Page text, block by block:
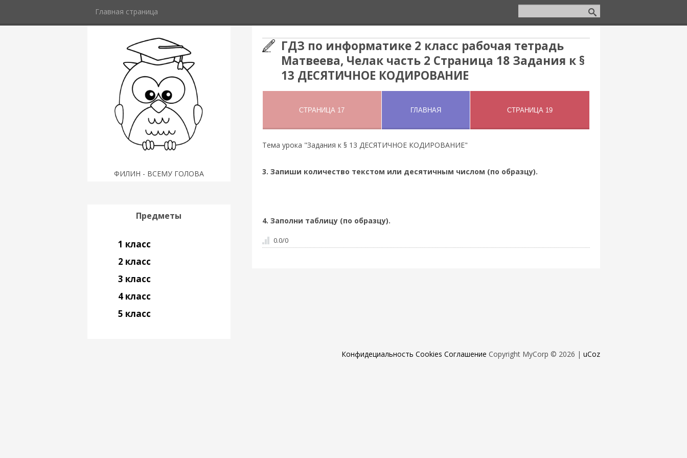
Главная страница
ФИЛИН - ВСЕМУ ГОЛОВА
ГДЗ по информатике 2 класс рабочая тетрадь
Матвеева, Челак часть 2 Страница 18 Задания к §
13 ДЕСЯТИЧНОЕ КОДИРОВАНИЕ
Тема урока "Задания к § 13 ДЕСЯТИЧНОЕ КОДИРОВАНИЕ"
3. Запиши количество текстом или десятичным числом (по образцу).
4. Заполни таблицу (по образцу).
0.0/0
Предметы
1 класс
2 класс
3 класс
4 класс
5 класс
Конфидециальность Cookies Соглашение Copyright MyCorp © 2026 | uCoz